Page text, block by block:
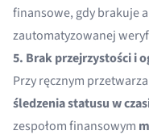
finansowe, gdy brakuje
zautomatyzowanej
5. Brak przejrzystości i
Przy ręcznym
śledzenia statusu w
zespołom finansowym